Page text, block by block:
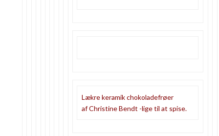
Lækre keramik chokoladefrøer
af Christine Bendt -lige til at spise.